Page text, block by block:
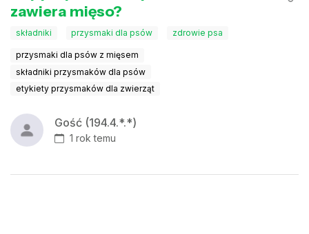
zawiera mięso?
składniki przysmaki dla psów zdrowie psa
przysmaki dla psów z mięsem
składniki przysmaków dla psów
etykiety przysmaków dla zwierząt
Gość (194.4.*.*)
1 rok temu